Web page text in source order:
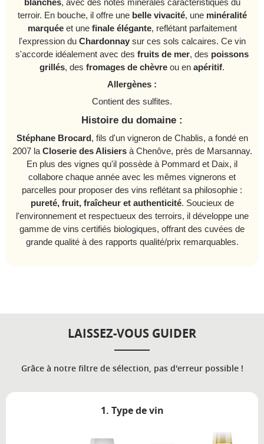
blanches, avec des notes minérales caractéristiques du
terroir. En bouche, il offre une belle vivacité, une minéralité
marquéeet une finale élégante, reflétant parfaitement
l'expression du Chardonnaysur ces sols calcaires. Ce vin
s'accorde idéalement avec des fruits de mer, des poissons
grillés, des fromages de chèvre ou en apéritif.​
Allergènes :
Contient des sulfites.​
Histoire du domaine :
Stéphane Brocard, fils d'un vigneron de Chablis, a fondé en
2007 laCloserie des Alisiersà Chenôve, près de Marsannay.
En plus des vignes qu'il possède à Pommard et Daix, il
collabore chaque année avec les mêmes vignerons et
parcelles pour proposer des vins reflétant sa philosophie :
pureté, fruit, fraîcheur et authenticité. Soucieux de
l'environnement et respectueux des terroirs, il développe une
gamme de vins certifiés biologiques, offrant des cuvées de
grande qualité à des rapports qualité/prix remarquables.
LAISSEZ-VOUS GUIDER
Grâce à notre filtre de sélection, pas d'erreur possible !
1. Type de vin